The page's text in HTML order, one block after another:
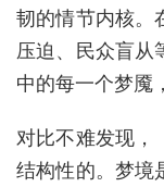
韧的情节内核。
压迫、民众盲从
中的每一个梦魇
对比不难发现，
结构性的。梦境